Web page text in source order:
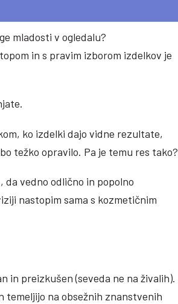
mladosti v ogledalu?
in s pravim izborom izdelkov je
ko izdelki dajo vidne rezultate,
težko opravilo. Pa je temu res tako?
da vedno odlično in popolno
nastopim sama s kozmetičnim
in preizkušen (seveda ne na živalih).
temeljijo na obsežnih znanstvenih